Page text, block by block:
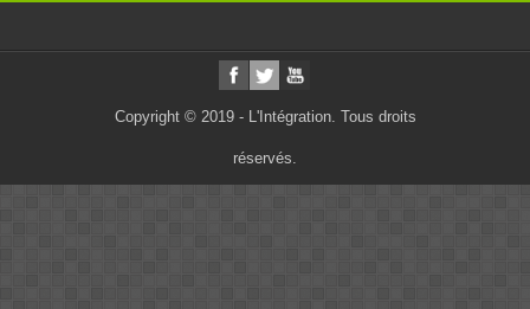
Copyright © 2019 - L'Intégration. Tous droits
réservés.